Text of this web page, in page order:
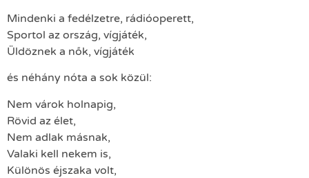
Mindenki a fedélzetre, rádióoperett,
Sportol az ország, vígjáték,
Üldöznek a nők, vígjáték
és néhány nóta a sok közül:
Nem várok holnapig,
Rövid az élet,
Nem adlak másnak,
Valaki kell nekem is,
Különös éjszaka volt,